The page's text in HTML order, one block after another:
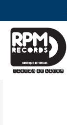
contenido